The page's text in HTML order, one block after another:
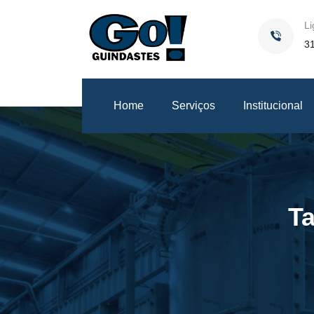
Home Serviços Institucional